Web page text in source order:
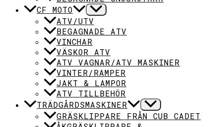
CF MOTO
ATV/UTV
BEGAGNADE ATV
VINCHAR
VÄSKOR ATV
ATV VAGNAR/ATV MASKINER
VINTER/RAMPER
JAKT & LAMPOR
ATV TILLBEHÖR
TRÄDGÅRDSMASKINER
GRÄSKLIPPARE FRÅN CUB CADET